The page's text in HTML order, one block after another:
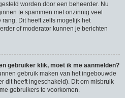
worden door een beheerder. Nu
te spammen met onzinnig veel
Dit heeft zelfs mogelijk het
of moderator kunnen je berichten
gebruiker klik, moet ik me aanmelden?
gebruik maken van het ingebouwde
dit heeft ingeschakeld). Dit om misbruik
gebruikers te voorkomen.